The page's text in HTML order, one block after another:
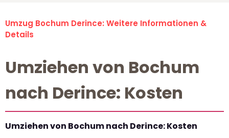
Umzug Bochum Derince: Weitere Informationen &
Details
Umziehen von Bochum
nach Derince: Kosten
Umziehen von Bochum nach Derince: Kosten